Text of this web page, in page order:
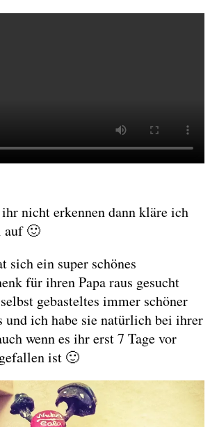
nicht erkennen dann kläre ich
auf 🙂
sich ein super schönes
für ihren Papa raus gesucht
gebasteltes immer schöner
und ich habe sie natürlich bei ihrer
wenn es ihr erst 7 Tage vor
ist 🙂